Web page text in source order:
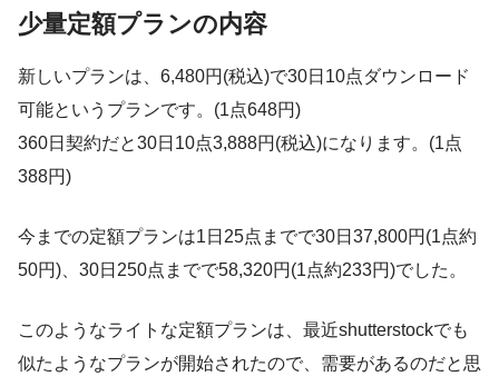
少量定額プランの内容
新しいプランは、6,480円(税込)で30日10点ダウンロード
可能というプランです。(1点648円)
360日契約だと30日10点3,888円(税込)になります。(1点
388円)
今までの定額プランは1日25点までで30日37,800円(1点約
50円)、30日250点までで58,320円(1点約233円)でした。
このようなライトな定額プランは、最近shutterstockでも
似たようなプランが開始されたので、需要があるのだと思